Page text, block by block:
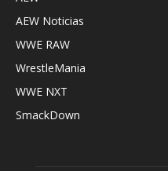
AEW Noticias
WWE RAW
WrestleMania
WWE NXT
SmackDown